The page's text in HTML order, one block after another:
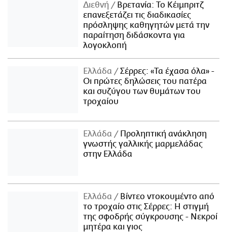
Διεθνή
Βρετανία: Το Κέιμπριτζ
επανεξετάζει τις διαδικασίες
πρόσληψης καθηγητών μετά την
παραίτηση διδάσκοντα για
λογοκλοπή
Ελλάδα
Σέρρες: «Τα έχασα όλα» -
Οι πρώτες δηλώσεις του πατέρα
και συζύγου των θυμάτων του
τροχαίου
Ελλάδα
Προληπτική ανάκληση
γνωστής γαλλικής μαρμελάδας
στην Ελλάδα
Ελλάδα
Βίντεο ντοκουμέντο από
το τροχαίο στις Σέρρες: Η στιγμή
της σφοδρής σύγκρουσης - Νεκροί
μητέρα και γιος